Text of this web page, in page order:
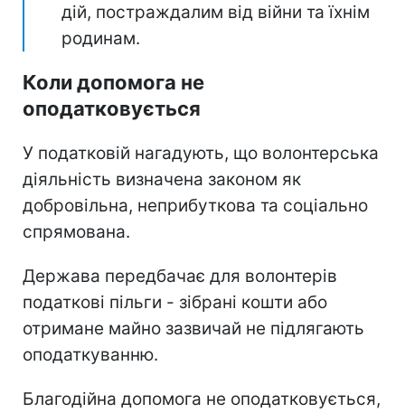
дій, постраждалим від війни та їхнім
родинам.
Коли допомога не
оподатковується
У податковій нагадують, що волонтерська
діяльність визначена законом як
добровільна, неприбуткова та соціально
спрямована.
Держава передбачає для волонтерів
податкові пільги - зібрані кошти або
отримане майно зазвичай не підлягають
оподаткуванню.
Благодійна допомога не оподатковується,